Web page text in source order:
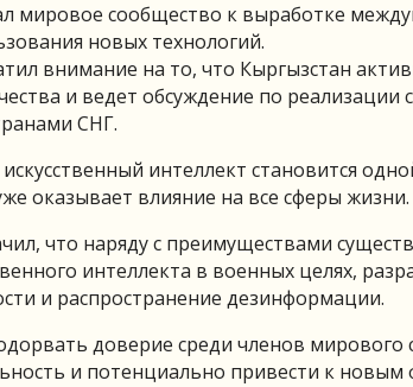
мировое сообщество к выработке
новых технологий.
внимание на то, что Кыргызстан
и ведет обсуждение по реализации
СНГ.
интеллект становится
оказывает влияние на все сферы жизни.
что наряду с преимуществами
интеллекта в военных целях,
и распространение дезинформации.
доверие среди членов мирового
и потенциально привести к